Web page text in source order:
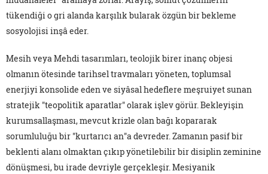
tükendiği o gri alanda karşılık bularak özgün bir bekleme
sosyolojisi inşâ eder.
Mesih veya Mehdi tasarımları, teolojik birer inanç objesi
olmanın ötesinde tarihsel travmaları yöneten, toplumsal
enerjiyi konsolide eden ve siyâsal hedeflere meşruiyet sunan
stratejik "teopolitik aparatlar" olarak işlev görür. Bekleyişin
kurumsallaşması, mevcut krizle olan bağı kopararak
sorumluluğu bir "kurtarıcı an"a devreder. Zamanın pasif bir
beklenti alanı olmaktan çıkıp yönetilebilir bir disiplin zeminine
dönüşmesi, bu irade devriyle gerçekleşir. Mesiyanik